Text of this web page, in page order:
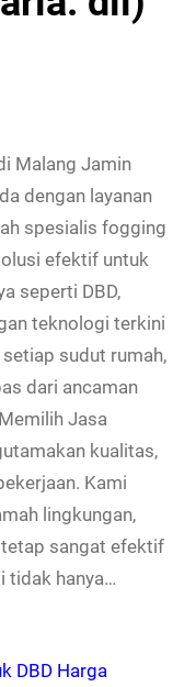
Malang Jamin
dengan layanan
spesialis fogging
efektif untuk
seperti DBD,
teknologi terkini
sudut rumah,
dari ancaman
Jasa
kualitas,
Kami
lingkungan,
tetap sangat efektif
tidak hanya…
DBD Harga